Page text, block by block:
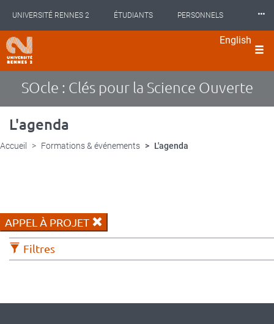
contenu
principal
UNIVERSITÉ RENNES 2 ÉTUDIANTS PERSONNELS
INTERNATIONAL BIBLIOTHÈQUES
⸱⸱⸱
langues
English
SOcle : Clés pour la Science Ouverte
L'agenda
Accueil Formations & événements L'agenda
APPEL À PROJET
Filtres